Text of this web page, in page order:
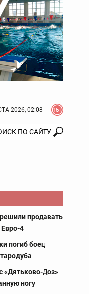
2026, 02:08
продавать
Евро-4
погиб боец
«Дятьково-Доз»
ногу